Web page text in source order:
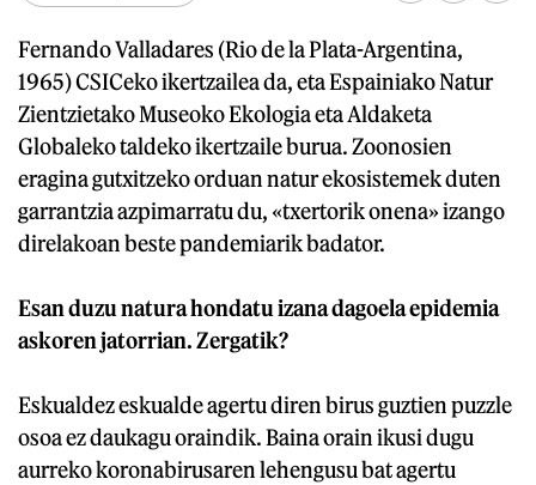
Fernando Valladares (Rio de la Plata-Argentina,
1965) CSICeko ikertzailea da, eta Espainiako Natur
Zientzietako Museoko Ekologia eta Aldaketa
Globaleko taldeko ikertzaile burua. Zoonosien
eragina gutxitzeko orduan natur ekosistemek duten
garrantzia azpimarratu du, «txertorik onena» izango
direlakoan beste pandemiarik badator.
Esan duzu natura hondatu izana dagoela epidemia
askoren jatorrian. Zergatik?
Eskualdez eskualde agertu diren birus guztien puzzle
osoa ez daukagu oraindik. Baina orain ikusi dugu
aurreko koronabirusaren lehengusu bat agertu